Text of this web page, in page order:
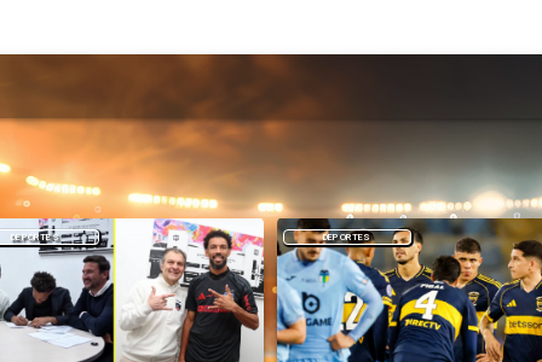
DEPORTES NACIONAL